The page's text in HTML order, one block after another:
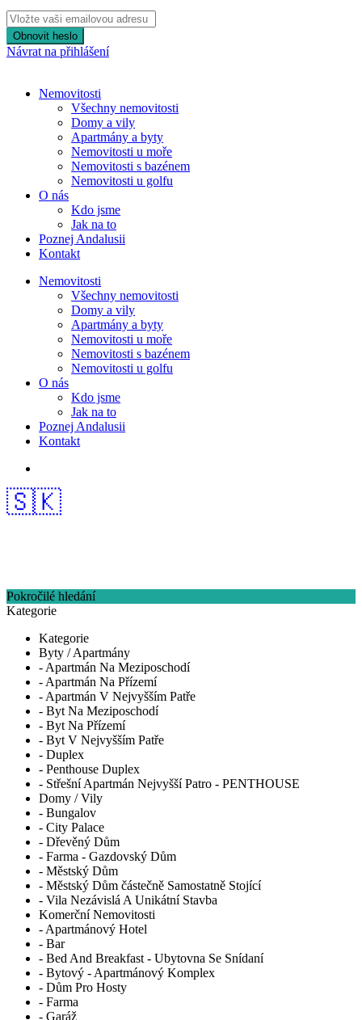
Obnovit heslo
Návrat na přihlášení
Nemovitosti
Všechny nemovitosti
Domy a vily
Apartmány a byty
Nemovitosti u moře
Nemovitosti s bazénem
Nemovitosti u golfu
O nás
Kdo jsme
Jak na to
Poznej Andalusii
Kontakt
Nemovitosti
Všechny nemovitosti
Domy a vily
Apartmány a byty
Nemovitosti u moře
Nemovitosti s bazénem
Nemovitosti u golfu
O nás
Kdo jsme
Jak na to
Poznej Andalusii
Kontakt
🇸🇰
Pokročilé hledání
Kategorie
Kategorie
Byty / Apartmány
- Apartmán Na Meziposchodí
- Apartmán Na Přízemí
- Apartmán V Nejvyšším Patře
- Byt Na Meziposchodí
- Byt Na Přízemí
- Byt V Nejvyšším Patře
- Duplex
- Penthouse Duplex
- Střešní Apartmán Nejvyšší Patro - PENTHOUSE
Domy / Vily
- Bungalov
- City Palace
- Dřevěný Dům
- Farma - Gazdovský Dům
- Městský Dům
- Městský Dům částečně Samostatně Stojící
- Vila Nezávislá A Unikátní Stavba
Komerční Nemovitosti
- Apartmánový Hotel
- Bar
- Bed And Breakfast - Ubytovna Se Snídaní
- Bytový - Apartmánový Komplex
- Dům Pro Hosty
- Farma
- Garáž